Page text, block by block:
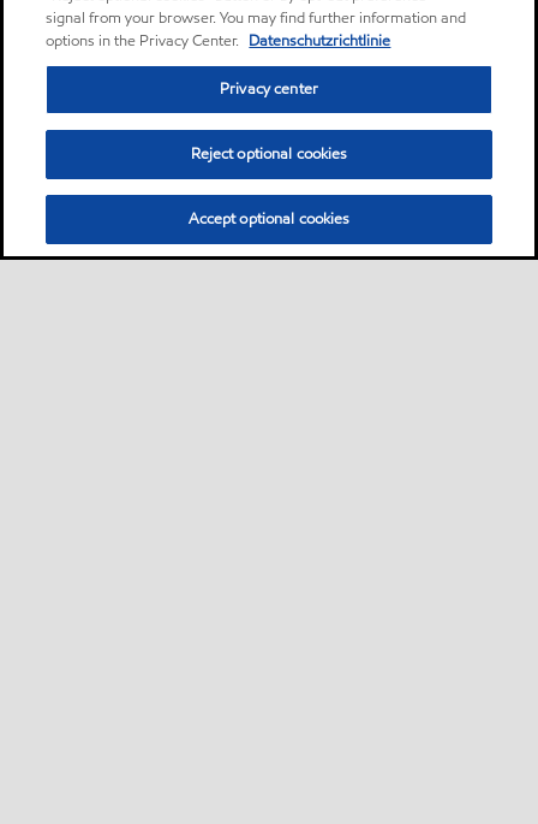
signal from your browser. You may find further information and
options in the Privacy Center. Datenschutzrichtlinie
Privacy center
Reject optional cookies
Accept optional cookies